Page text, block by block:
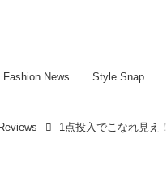
Fashion News Style Snap